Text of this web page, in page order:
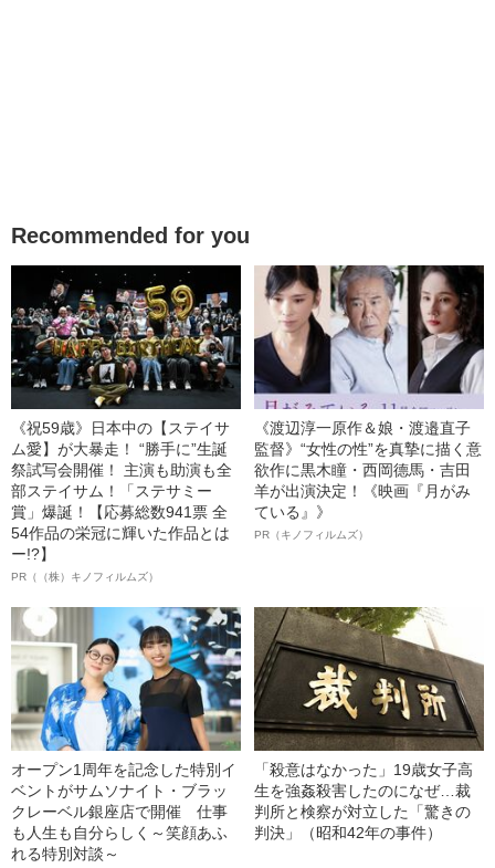
Recommended for you
《祝59歳》日本中の【ステイサ
ム愛】が大暴走！ “勝手に”生誕
祭試写会開催！ 主演も助演も全
部ステイサム！「ステサミー
賞」爆誕！【応募総数941票 全
54作品の栄冠に輝いた作品とは
ー!?】
PR（（株）キノフィルムズ）
《渡辺淳一原作＆娘・渡邉直子
監督》“女性の性”を真摯に描く意
欲作に黒木瞳・西岡德馬・吉田
羊が出演決定！《映画『月がみ
ている』》
PR（キノフィルムズ）
オープン1周年を記念した特別イ
ベントがサムソナイト・ブラッ
クレーベル銀座店で開催 仕事
も人生も自分らしく～笑顔あふ
れる特別対談～
「殺意はなかった」19歳女子高
生を強姦殺害したのになぜ…裁
判所と検察が対立した「驚きの
判決」（昭和42年の事件）